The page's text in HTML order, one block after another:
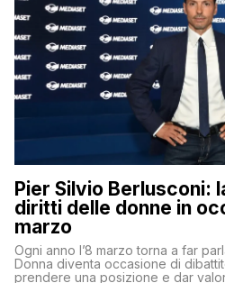
Pier Silvio Berlusconi:
diritti delle donne in
marzo
Ogni anno l’8 marzo torna a far
Donna diventa occasione di
prendere una posizione e dar